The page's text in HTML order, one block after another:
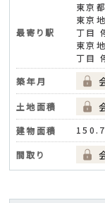
最寄り駅
東京
東京
丁目
東京
丁目
築年月
土地面積
建物面積
間取り